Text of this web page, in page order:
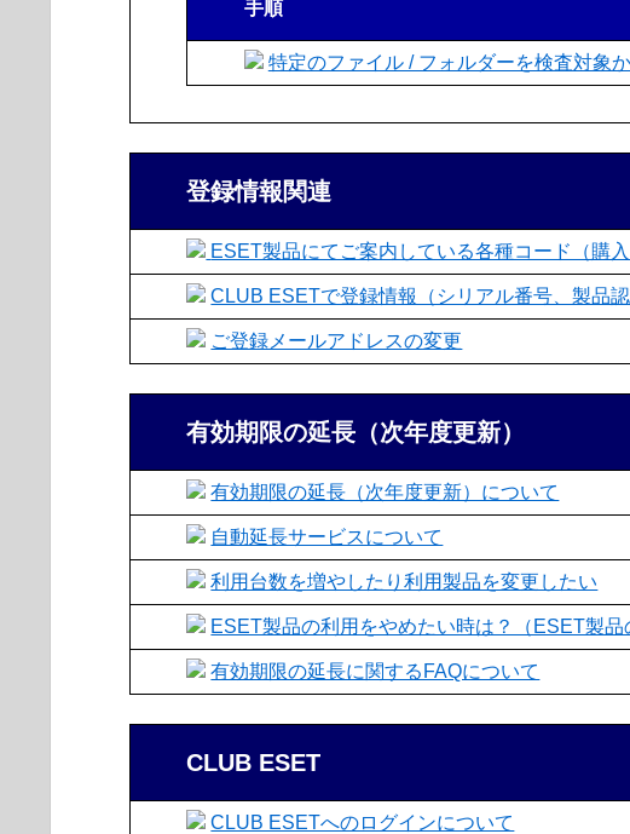
手順
特定のファイル / フォルダーを検査対象
登録情報関連
ESET製品にてご案内している各種コード（購
CLUB ESETで登録情報（シリアル番号、製品
ご登録メールアドレスの変更
有効期限の延長（次年度更新）
有効期限の延長（次年度更新）について
自動延長サービスについて
利用台数を増やしたり利用製品を変更したい
ESET製品の利用をやめたい時は？（ESET製品
有効期限の延長に関するFAQについて
CLUB ESET
CLUB ESETへのログインについて